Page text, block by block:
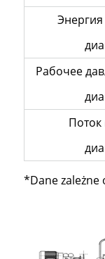
Рабочее
Поток
*Dane zależne